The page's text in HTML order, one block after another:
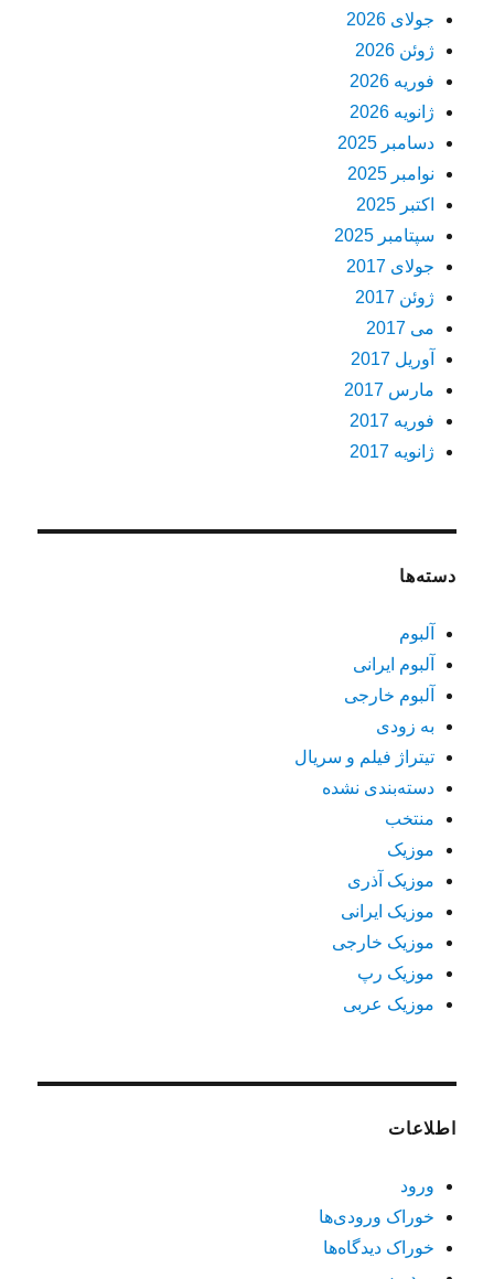
جولای 2026
ژوئن 2026
فوریه 2026
ژانویه 2026
دسامبر 2025
نوامبر 2025
اکتبر 2025
سپتامبر 2025
جولای 2017
ژوئن 2017
می 2017
آوریل 2017
مارس 2017
فوریه 2017
ژانویه 2017
دسته‌ها
آلبوم
آلبوم ایرانی
آلبوم خارجی
به زودی
تیتراژ فیلم و سریال
دسته‌بندی نشده
منتخب
موزیک
موزیک آذری
موزیک ایرانی
موزیک خارجی
موزیک رپ
موزیک عربی
اطلاعات
ورود
خوراک ورودی‌ها
خوراک دیدگاه‌ها